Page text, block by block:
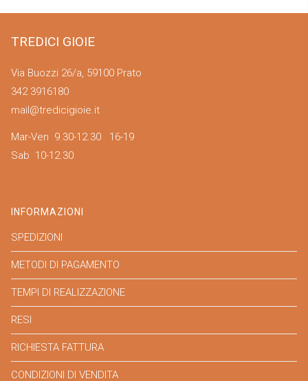
TREDICI GIOIE
Via Buozzi 26/a, 59100 Prato
342 3916180
mail@tredicigioie.it
Mar-Ven 9.30-12.30 16-19
Sab 10-12.30
INFORMAZIONI
SPEDIZIONI
METODI DI PAGAMENTO
TEMPI DI REALIZZAZIONE
RESI
RICHIESTA FATTURA
CONDIZIONI DI VENDITA